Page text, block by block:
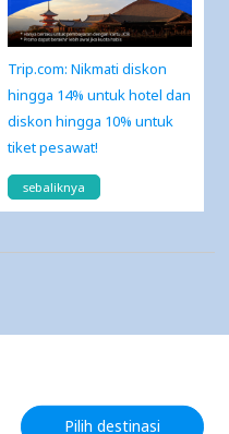
Trip.com: Nikmati diskon
hingga 14% untuk hotel dan
diskon hingga 10% untuk
tiket pesawat!
sebaliknya
Pilih destinasi